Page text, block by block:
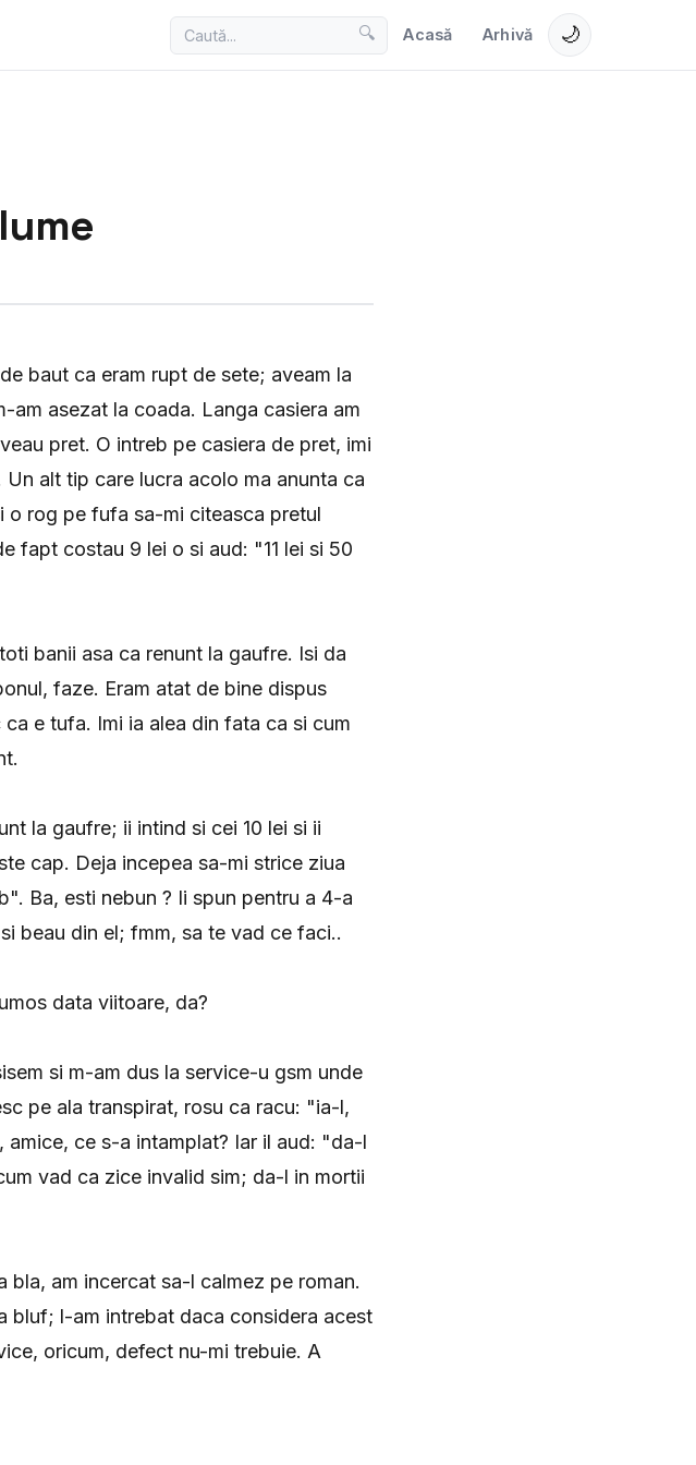
🔍 Acasă Arhivă 🌙
baut ca eram rupt de sete; aveam la
am asezat la coada. Langa casiera am
pret. O intreb pe casiera de pret, imi
alt tip care lucra acolo ma anunta ca
o rog pe fufa sa-mi citeasca pretul
fapt costau 9 lei o si aud: "11 lei si 50
banii asa ca renunt la gaufre. Isi da
faze. Eram atat de bine dispus
e tufa. Imi ia alea din fata ca si cum
la gaufre; ii intind si cei 10 lei si ii
cap. Deja incepea sa-mi strice ziua
Ba, esti nebun ? Ii spun pentru a 4-a
beau din el; fmm, sa te vad ce faci..
data viitoare, da?
si m-am dus la service-u gsm unde
pe ala transpirat, rosu ca racu: "ia-l,
ce s-a intamplat? Iar il aud: "da-l
vad ca zice invalid sim; da-l in mortii
bla, am incercat sa-l calmez pe roman.
bluf; l-am intrebat daca considera acest
oricum, defect nu-mi trebuie. A